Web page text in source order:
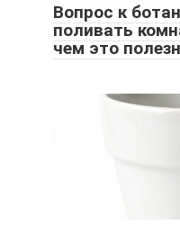
Вопрос к
поливать
чем это